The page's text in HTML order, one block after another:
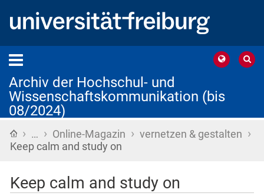
Archiv der Hochschul- und
Wissenschaftskommunikation (bis
08/2024)
Startseite
› … › Online-Magazin › vernetzen & gestalten ›
Keep calm and study on
Keep calm and study on